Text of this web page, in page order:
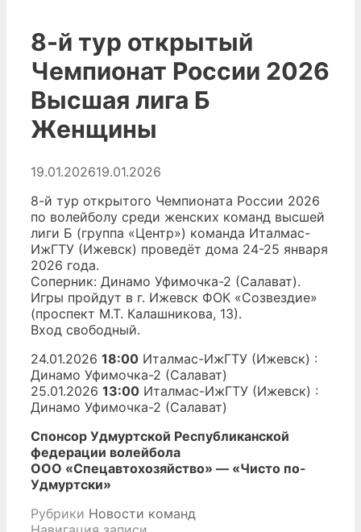
8-й тур открытый
Чемпионат России 2026
Высшая лига Б
Женщины
19.01.202619.01.2026
8-й тур открытого Чемпионата России 2026
по волейболу среди женских команд высшей
лиги Б (группа «Центр») команда Италмас-
ИжГТУ (Ижевск) проведёт дома 24-25 января
2026 года.
Соперник: Динамо Уфимочка-2 (Салават).
Игры пройдут в г. Ижевск ФОК «Созвездие»
(проспект М.Т. Калашникова, 13).
Вход свободный.
24.01.2026 18:00 Италмас-ИжГТУ (Ижевск) :
Динамо Уфимочка-2 (Салават)
25.01.2026 13:00 Италмас-ИжГТУ (Ижевск) :
Динамо Уфимочка-2 (Салават)
Спонсор Удмуртской Республиканской
федерации волейбола
ООО «Спецавтохозяйство» — «Чисто по-
Удмуртски»
Рубрики Новости команд